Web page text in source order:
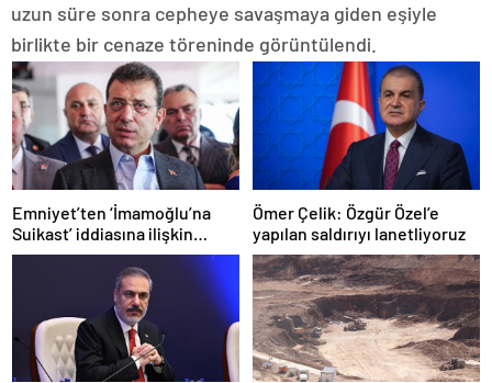
uzun süre sonra cepheye savaşmaya giden eşiyle
birlikte bir cenaze töreninde görüntülendi.
Emniyet’ten ‘İmamoğlu’na
Suikast’ iddiasına ilişkin
açıklama
Ömer Çelik: Özgür Özel’e
yapılan saldırıyı lanetliyoruz